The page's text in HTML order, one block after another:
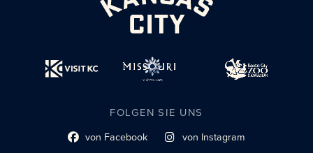
FOLGEN SIE UNS
Link zum sozialen Profil
von Facebook Link zum sozialen Profil
von Instagram